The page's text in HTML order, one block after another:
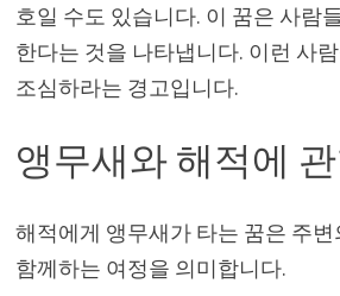
호일 수도 있습니다. 이 꿈은 사람
한다는 것을 나타냅니다. 이런 사
조심하라는 경고입니다.
앵무새와 해적에
해적에게 앵무새가 타는 꿈은 주
함께하는 여정을 의미합니다.